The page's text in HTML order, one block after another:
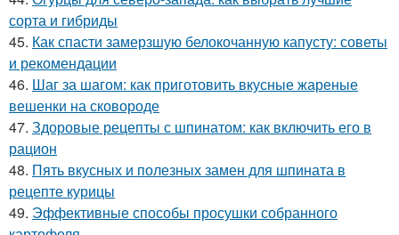
сорта и гибриды
45. Как спасти замерзшую белокочанную капусту: советы
и рекомендации
46. Шаг за шагом: как приготовить вкусные жареные
вешенки на сковороде
47. Здоровые рецепты с шпинатом: как включить его в
рацион
48. Пять вкусных и полезных замен для шпината в
рецепте курицы
49. Эффективные способы просушки собранного